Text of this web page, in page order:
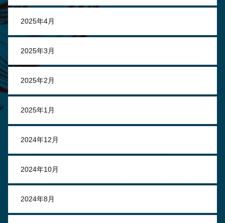
2025年4月
2025年3月
2025年2月
2025年1月
2024年12月
2024年10月
2024年8月